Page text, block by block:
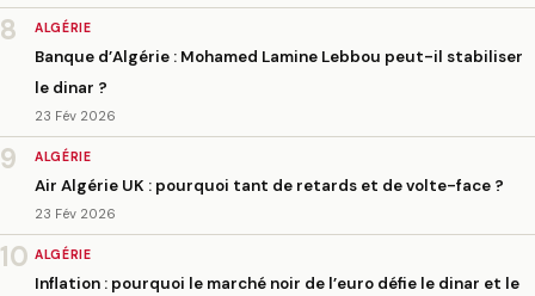
8 ALGÉRIE
Banque d’Algérie : Mohamed Lamine Lebbou peut-il stabiliser
le dinar ?
23 Fév 2026
9 ALGÉRIE
Air Algérie UK : pourquoi tant de retards et de volte-face ?
23 Fév 2026
10 ALGÉRIE
Inflation : pourquoi le marché noir de l’euro défie le dinar et le